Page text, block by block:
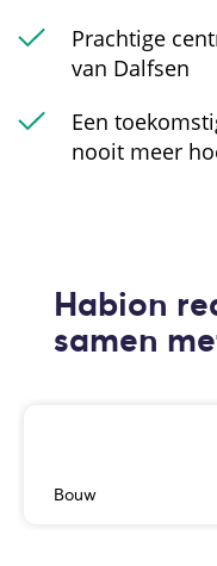
Prachtige
van Dalfsen
Een
nooit meer
Habion
samen
Bouw